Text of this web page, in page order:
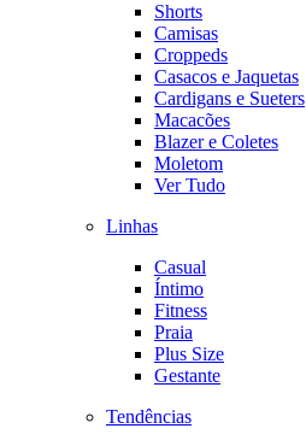
Shorts
Camisas
Croppeds
Casacos e Jaquetas
Cardigans e Sueters
Macacões
Blazer e Coletes
Moletom
Ver Tudo
Linhas
Casual
Íntimo
Fitness
Praia
Plus Size
Gestante
Tendências